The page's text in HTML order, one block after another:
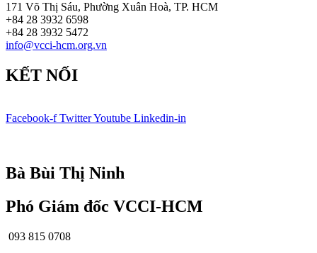
171 Võ Thị Sáu, Phường Xuân Hoà, TP. HCM
+84 28 3932 6598
+84 28 3932 5472
info@vcci-hcm.org.vn
KẾT NỐI
Facebook-f TwitterYoutube Linkedin-in
Bà Bùi Thị Ninh
Phó Giám đốc VCCI-HCM
093 815 0708